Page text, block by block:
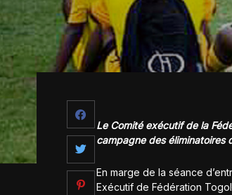
Le Comité exécutif de la
campagne des éliminatoires
En marge de la séance
Exécutif de Fédération